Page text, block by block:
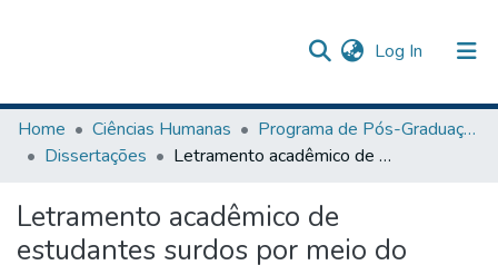
Log In (current)
Communities & Collections
Browse DSpace
Statistics
The Repository
Home Ciências Humanas
Programa de Pós-Graduação em Ensino
Dissertações
Letramento acadêmico de estudantes surdos por meio do gênero textual fichamento
Letramento acadêmico de
estudantes surdos por meio do